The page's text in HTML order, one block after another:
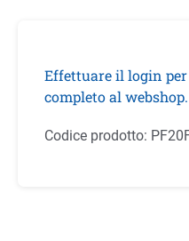
Effettuare il login
completo al webshop.
Codice prodotto: